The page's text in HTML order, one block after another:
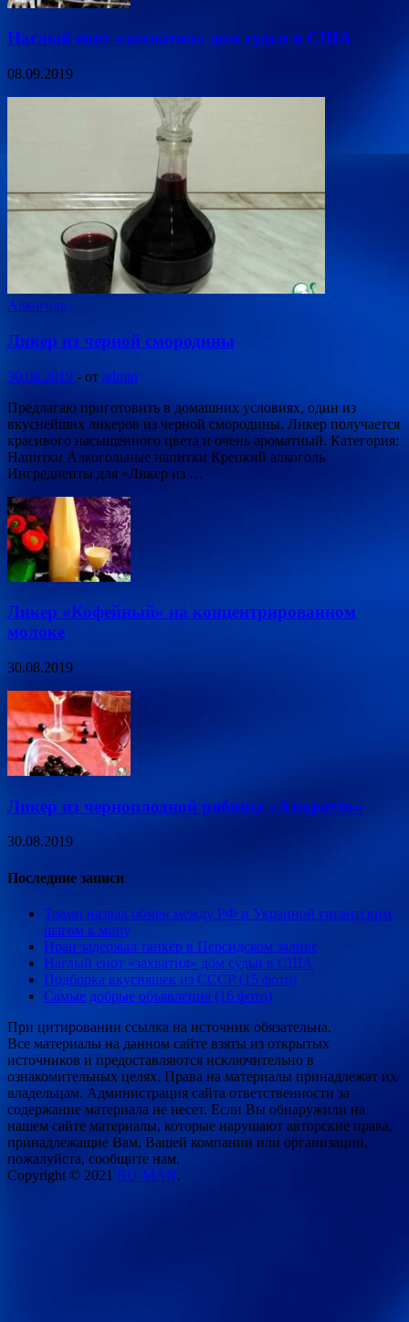
Наглый енот «захватил» дом судьи в США
08.09.2019
Алкоголь
Ликер из черной смородины
30.08.2019 - от admin
Предлагаю приготовить в домашних условиях, один из
вкуснейших ликеров из черной смородины. Ликер получается
красивого насыщенного цвета и очень ароматный. Категория:
Напитки Алкогольные напитки Крепкий алкоголь
Ингредиенты для «Ликер из …
Ликер «Кофейный» на концентрированном
молоке
30.08.2019
Ликер из черноплодной рябины «Амаретто»
30.08.2019
Последние записи
Трамп назвал обмен между РФ и Украиной гигантским
шагом к миру
Иран задержал танкер в Персидском заливе
Наглый енот «захватил» дом судьи в США
Подборка вкусняшек из СССР (15 фото)
Самые добрые объявления (16 фото)
При цитировании ссылка на источник обязательна.
Все материалы на данном сайте взяты из открытых
источников и предоставляются исключительно в
ознакомительных целях. Права на материалы принадлежат их
владельцам. Администрация сайта ответственности за
содержание материала не несет. Если Вы обнаружили на
нашем сайте материалы, которые нарушают авторские права,
принадлежащие Вам, Вашей компании или организации,
пожалуйста, сообщите нам.
Copyright © 2021 RU-MAN.